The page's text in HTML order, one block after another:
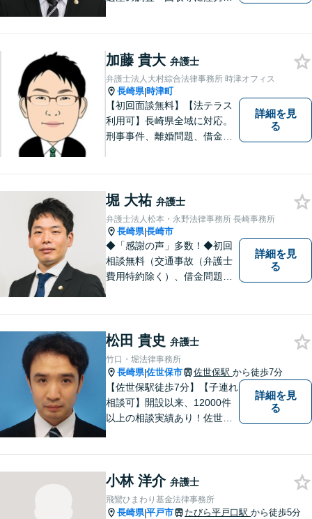
談ください。
加藤 貴大 弁護士
弁護士法人大村綜合法律事務所 時津オフィス
長崎県|時津町
【初回面談無料】【法テラス
利用可】長崎県全域に対応。
刑事事件、離婚問題、借金・
す。どんな些細なことでも構
いません。お気軽にご相談く
ださい【完全個室】
詳細を見
る
堀 大祐 弁護士
弁護士法人松本・永野法律事務所 長崎事務所
長崎県|長崎市
◆「感謝の声」多数！◆初回
相談無料（交通事故（弁護士
費用特約除く）、借金問題、
詳細を見
る
松田 貴史 弁護士
竹口・堀法律事務所
長崎県|佐世保市 佐世保駅 から徒歩7分
【佐世保駅徒歩7分】【子連れ
相談可】開設以来、12000件
以上の相談実績あり！佐世保
題・企業法務等、お困りごと
はなんでもご相談ください。
【他士業連携】
詳細を見
る
小林 洋介 弁護士
飛鸞ひまわり基金法律事務所
長崎県|平戸市 たびら平戸口駅 から徒歩5分